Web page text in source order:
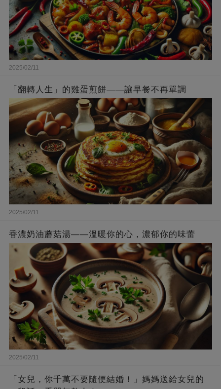
2025/02/11
「翻轉人生」的雞蛋煎餅——讓早餐不再單調
2025/02/11
香濃奶油蘑菇湯——溫暖你的心，濃郁你的味蕾
2025/02/11
「女兒，你千萬不要隨便結婚！」媽媽送給女兒的